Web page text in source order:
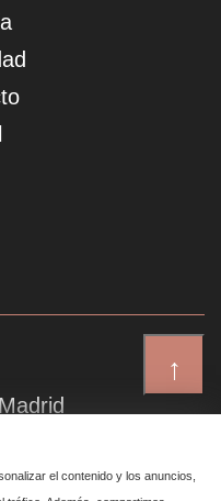
↑
6, 4 izq
el contenido y los anuncios,